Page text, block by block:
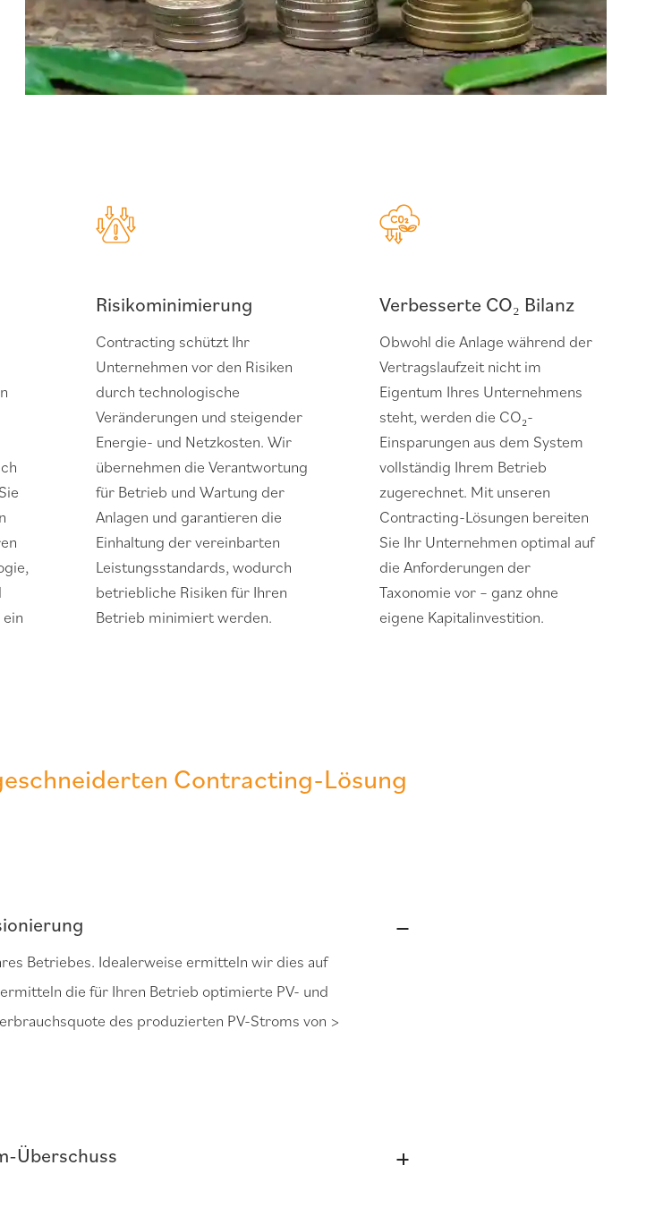
Risikominimierung
Contracting schützt Ihr
Unternehmen vor den Risiken
durch technologische
Veränderungen und steigender
Energie- und Netzkosten. Wir
übernehmen die Verantwortung
für Betrieb und Wartung der
Anlagen und garantieren die
Einhaltung der vereinbarten
Leistungsstandards, wodurch
betriebliche Risiken für Ihren
Betrieb minimiert werden.
Verbesserte CO₂ Bilanz
Obwohl die Anlage während der
Vertragslaufzeit nicht im
Eigentum Ihres Unternehmens
steht, werden die CO₂-
Einsparungen aus dem System
vollständig Ihrem Betrieb
zugerechnet. Mit unseren
Contracting-Lösungen bereiten
Sie Ihr Unternehmen optimal auf
die Anforderungen der
Taxonomie vor – ganz ohne
eigene Kapitalinvestition.
Contracting-Lösung
Betriebes. Idealerweise ermitteln wir dies auf
die für Ihren Betrieb optimierte PV- und
des produzierten PV-Stroms von >
Überschuss